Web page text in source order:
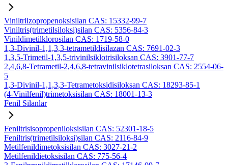
Viniltriizopropenoksisilan CAS: 15332-99-7
Viniltris(trimetilsiloksi)silan CAS: 5356-84-3
Vinildimetilklorosilan CAS: 1719-58-0
1,3-Divinil-1,1,3,3-tetrametildisilazan CAS: 7691-02-3
1,3,5-Trimetil-1,3,5-trivinilsiklotrisiloksan CAS: 3901-77-7
2,4,6,8-Tetrametil-2,4,6,8-tetravinilsiklotetrasiloksan CAS: 2554-06-
5
1,3-Divinil-1,1,3,3-Tetrametoksidisiloksan CAS: 18293-85-1
(4-Vinilfenil)trimetoksisilan CAS: 18001-13-3
Fenil Silanlar
Feniltrisisopropeniloksisilan CAS: 52301-18-5
Feniltris(trimetilsiloksi)silan CAS: 2116-84-9
Metilfenildimetoksisilan CAS: 3027-21-2
Metilfenildietoksisilan CAS: 775-56-4